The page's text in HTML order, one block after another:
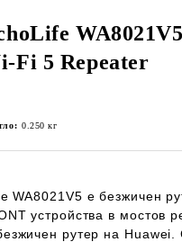
Fi 5 Repeater
0.250 кг
WA8021V5 е безжичен
устройства в мостов
рутер на